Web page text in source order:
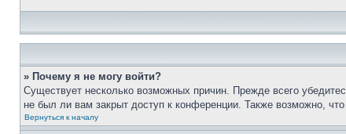
» Почему я не могу войти?
Существует несколько возможных причин. Прежде всего
не был ли вам закрыт доступ к конференции. Также возможно,
Вернуться к началу